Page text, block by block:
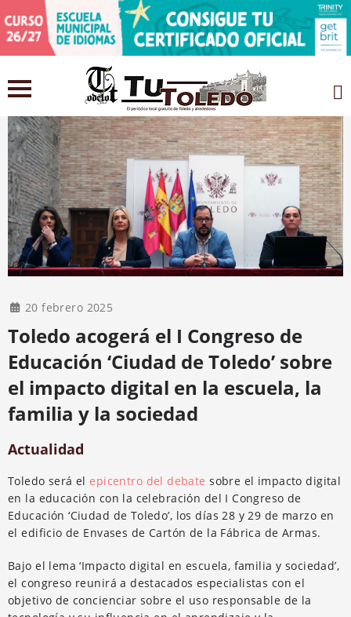
20 febrero 2025
Toledo acogerá el I Congreso de
Educación ‘Ciudad de Toledo’ sobre
el impacto digital en la escuela, la
familia y la sociedad
Actualidad
Toledo será el epicentro del debate sobre el impacto digital
en la educación con la celebración del I Congreso de
Educación ‘Ciudad de Toledo’, los días 28 y 29 de marzo en
el edificio de Envases de Cartón de la Fábrica de Armas.
Bajo el lema ‘Impacto digital en escuela, familia y sociedad’,
el congreso reunirá a destacados especialistas con el
objetivo de concienciar sobre el uso responsable de la